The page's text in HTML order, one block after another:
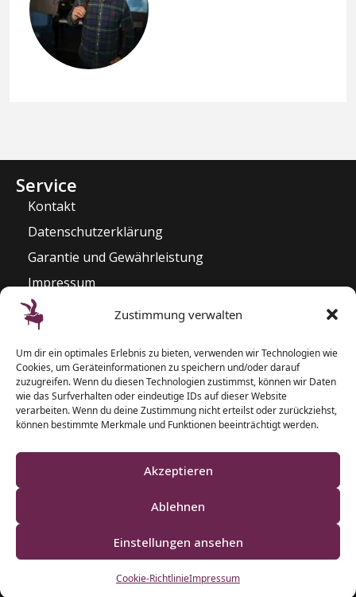
Zustimmung verwalten
Um dir ein optimales Erlebnis zu bieten, verwenden wir Technologien wie
Cookies, um Geräteinformationen zu speichern und/oder darauf
zuzugreifen. Wenn du diesen Technologien zustimmst, können wir Daten
wie das Surfverhalten oder eindeutige IDs auf dieser Website
verarbeiten. Wenn du deine Zustimmung nicht erteilst oder zurückziehst,
können bestimmte Merkmale und Funktionen beeinträchtigt werden.
Akzeptieren
Ablehnen
Einstellungen ansehen
Cookie-RichtlinieImpressum
Service
Kontakt
Datenschutzerklärung
Garantie und Gewährleistung
Impressum
Widerrufsrecht
Kontakt
Pianozentrum Hoppe
Sophienblatt 82 – 86
24114 Kiel
T: 0431 – 5 50 87 77
F: 0431 – 2 00 40 09
Klaviere und Pianos aus Schleswig-Holstein